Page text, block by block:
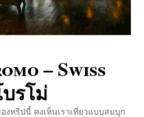
– Swiss
รโม่
งทริปนี้ คงเห็นเราเที่ยวแบบสมบุก